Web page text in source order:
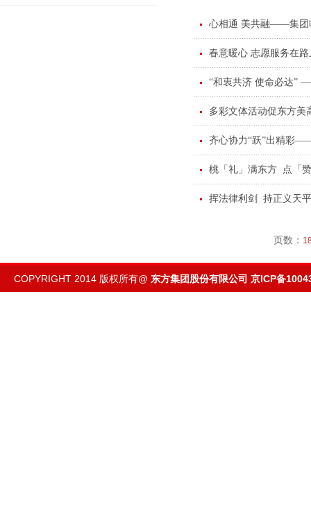
心相通 美共融——集团
春意暖心 志愿服务在
“和衷共济 使命必达”
多彩文体活动促东方美
齐心协力“跃”出精彩
桃「礼」满东方 点「
挥法律利剑 持正义天
页数：
COPYRIGHT 2014 版权所有@ 东方集团股份有限公司 京ICP备